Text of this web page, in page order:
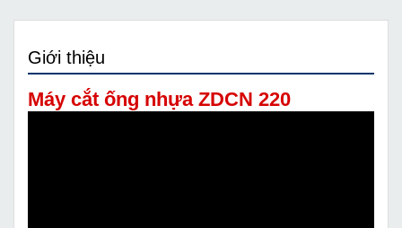
Giới thiệu
Máy cắt ống nhựa ZDCN 220